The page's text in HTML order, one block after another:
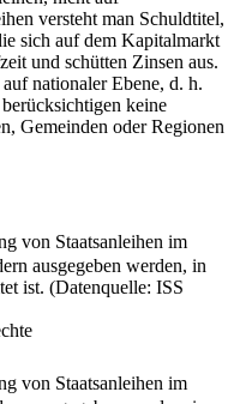
versteht man Schuldtitel,
sich auf dem Kapitalmarkt
und schütten Zinsen aus.
nationaler Ebene, d. h.
keine
Gemeinden oder Regionen
von Staatsanleihen im
ausgegeben werden, in
ist. (Datenquelle: ISS
von Staatsanleihen im